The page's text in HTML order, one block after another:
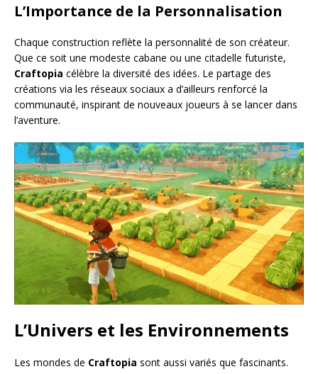
L’Importance de la Personnalisation
Chaque construction reflète la personnalité de son créateur.
Que ce soit une modeste cabane ou une citadelle futuriste,
Craftopia célèbre la diversité des idées. Le partage des
créations via les réseaux sociaux a d’ailleurs renforcé la
communauté, inspirant de nouveaux joueurs à se lancer dans
l’aventure.
L’Univers et les Environnements
Les mondes de Craftopia sont aussi variés que fascinants.